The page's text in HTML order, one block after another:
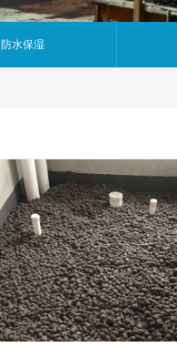
防水保湿